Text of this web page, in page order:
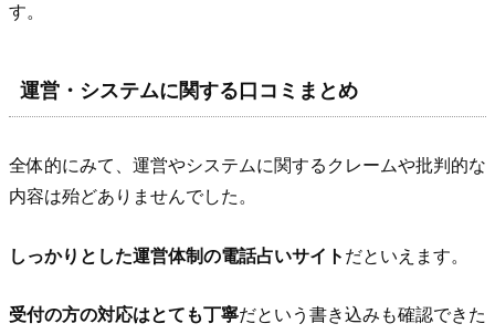
す。
運営・システムに関する口コミまとめ
全体的にみて、運営やシステムに関するクレームや批判的な
内容は殆どありませんでした。
しっかりとした運営体制の電話占いサイト だといえます。
受付の方の対応はとても丁寧だという書き込みも確認できた